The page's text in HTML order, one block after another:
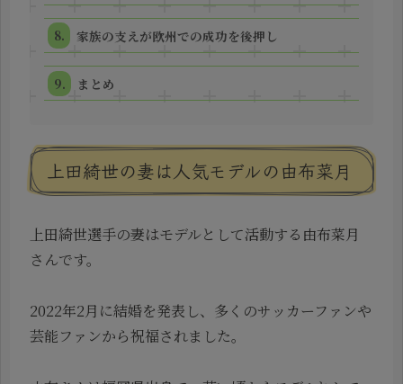
家族の支えが欧州での成功を後押し
まとめ
上田綺世の妻は人気モデルの由布菜月
上田綺世選手の妻はモデルとして活動する由布菜月
さんです。
2022年2月に結婚を発表し、多くのサッカーファンや
芸能ファンから祝福されました。